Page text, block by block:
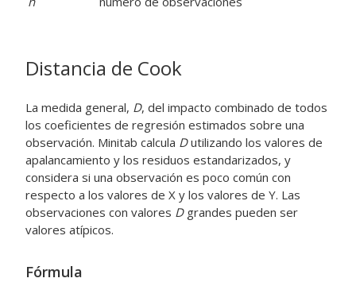
Distancia de Cook
La medida general, D, del impacto combinado de todos
los coeficientes de regresión estimados sobre una
observación. Minitab calcula Dutilizando los valores de
apalancamiento y los residuos estandarizados, y
considera si una observación es poco común con
respecto a los valores de X y los valores de Y. Las
observaciones con valores Dgrandes pueden ser
valores atípicos.
Fórmula